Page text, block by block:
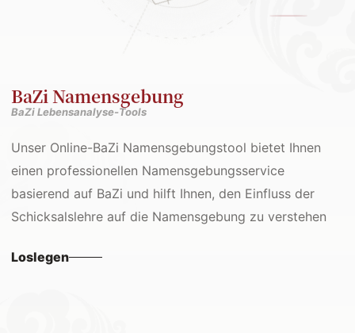
BaZi Namensgebung
BaZi Lebensanalyse-Tools
Unser Online-BaZi Namensgebungstool bietet Ihnen
einen professionellen Namensgebungsservice
basierend auf BaZi und hilft Ihnen, den Einfluss der
Schicksalslehre auf die Namensgebung zu verstehen
Loslegen